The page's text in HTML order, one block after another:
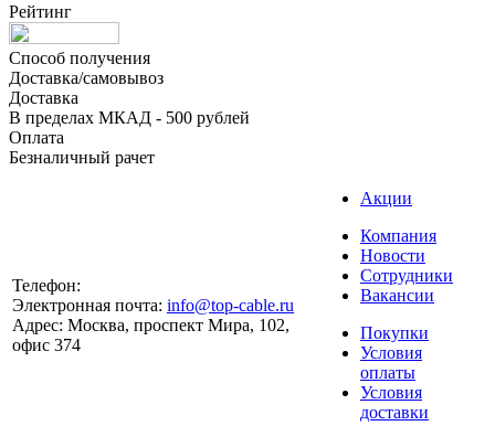
Рейтинг
Способ получения
Доставка/самовывоз
Доставка
В пределах МКАД - 500 рублей
Оплата
Безналичный рачет
Телефон:
Электронная почта: info@top-cable.ru
Адрес: Москва, проспект Мира, 102,
офис 374
Акции
Компания
Новости
Сотрудники
Вакансии
Покупки
Условия
оплаты
Условия
доставки